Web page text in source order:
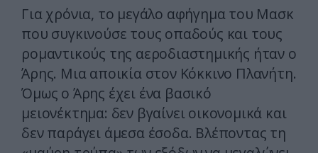
Για χρόνια, το μεγάλο αφήγημα του Μασκ
που συγκινούσε τους οπαδούς και τους
ρομαντικούς της αεροδιαστημικής ήταν ο
Άρης. Μια αποικία στον Κόκκινο Πλανήτη.
Όμως ο Άρης έχει ένα βασικό
μειονέκτημα: δεν βγαίνει οικονομικά και
δεν παράγει άμεσα έσοδα. Βλέποντας τη